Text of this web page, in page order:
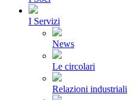
I Servizi
News
Le circolari
Relazioni industriali